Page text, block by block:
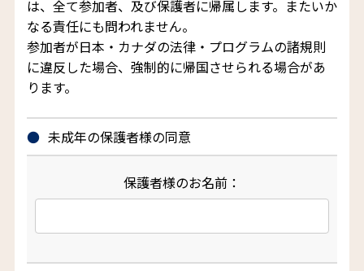
は、全て参加者、及び保護者に帰属します。またいか
なる責任にも問われません。
参加者が日本・カナダの法律・プログラムの諸規則
に違反した場合、強制的に帰国させられる場合があ
ります。
未成年の保護者様の同意
保護者様のお名前：